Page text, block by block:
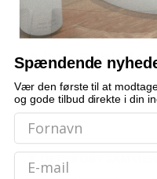
Hvor mange blade
Hvilke materialer er
Bemærk: FAQ er vejledende
mangler, og oplysningerne er
OFTE KØBT
Spændende
Vær den første til at
og gode tilbud direkte i din
Email